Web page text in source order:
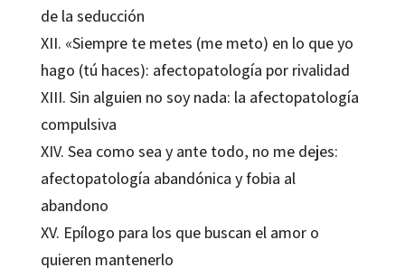
de la seducción
XII. «Siempre te metes (me meto) en lo que yo
hago (tú haces): afectopatología por rivalidad
XIII. Sin alguien no soy nada: la afectopatología
compulsiva
XIV. Sea como sea y ante todo, no me dejes:
afectopatología abandónica y fobia al
abandono
XV. Epílogo para los que buscan el amor o
quieren mantenerlo